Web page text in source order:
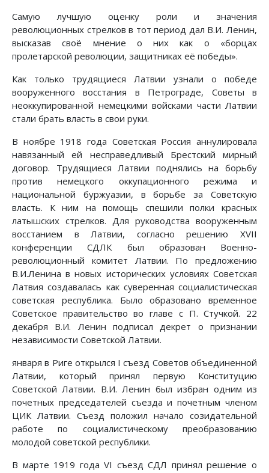
Самую лучшую оценку роли и значения
революционных стрелков в тот период дал В.И. Ленин,
высказав своё мнение о них как о «борцах
пролетарской революции, защитниках её победы».
Как только трудящиеся Латвии узнали о победе
вооруженного восстания в Петрограде, Советы в
неоккупированной немецкими войсками части Латвии
стали брать власть в свои руки.
В ноябре 1918 года Советская Россия аннулировала
навязанный ей несправедливый Брестский мирный
договор. Трудящиеся Латвии поднялись на борьбу
против немецкого оккупационного режима и
национальной буржуазии, в борьбе за Советскую
власть. К ним на помощь спешили полки красных
латышских стрелков. Для руководства вооруженным
восстанием в Латвии, согласно решению XVII
конференции СДЛК был образован Военно-
революционный комитет Латвии. По предложению
В.И.Ленина в новых исторических условиях Советская
Латвия создавалась как суверенная социалистическая
советская республика. Было образовано временное
Советское правительство во главе с П. Стучкой. 22
декабря В.И. Ленин подписал декрет о признании
независимости Советской Латвии.
января в Риге открылся I съезд Советов объединенной
Латвии, который принял первую Конституцию
Советской Латвии. В.И. Ленин был избран одним из
почетных председателей съезда и почетным членом
ЦИК Латвии. Съезд положил начало созидательной
работе по социалистическому преобразованию
молодой советской республики.
В марте 1919 года VI съезд СДЛ принял решение о